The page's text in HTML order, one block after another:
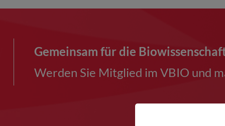
Gemeinsam für die
Werden Sie Mitglied im VBIO und